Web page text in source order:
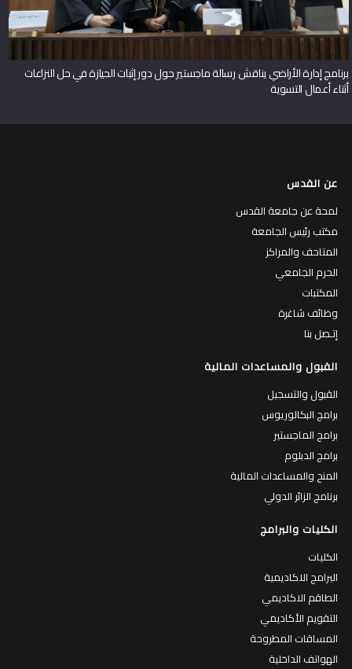
برنامج إدارة الأراضي يناقش رسالة ماجستير حول دور إثبات الحيازة في حل النزاعات
أثناء أعمال التسوية
عن القدس
لمحة عن جامعة القدس
مكتب رئيس الجامعة
المتاحف والمراكز
الحرم الجامعي
المكتبات
وظائف شاغرة
إتـصل بنا
القبول والمساعدات المالية
القبول والتسجيل
برامج البكالوريوس
برامج الماجستير
برامج الدبلوم
المنح والمساعدات المالية
برنامج الزائر الدولي
الكليات والبرامج
الكليات
البرامج الاكاديمية
الطاقم الاكاديمي
التقويم الأكاديمي
المساقات المطروحة
الهواتف الداخلية